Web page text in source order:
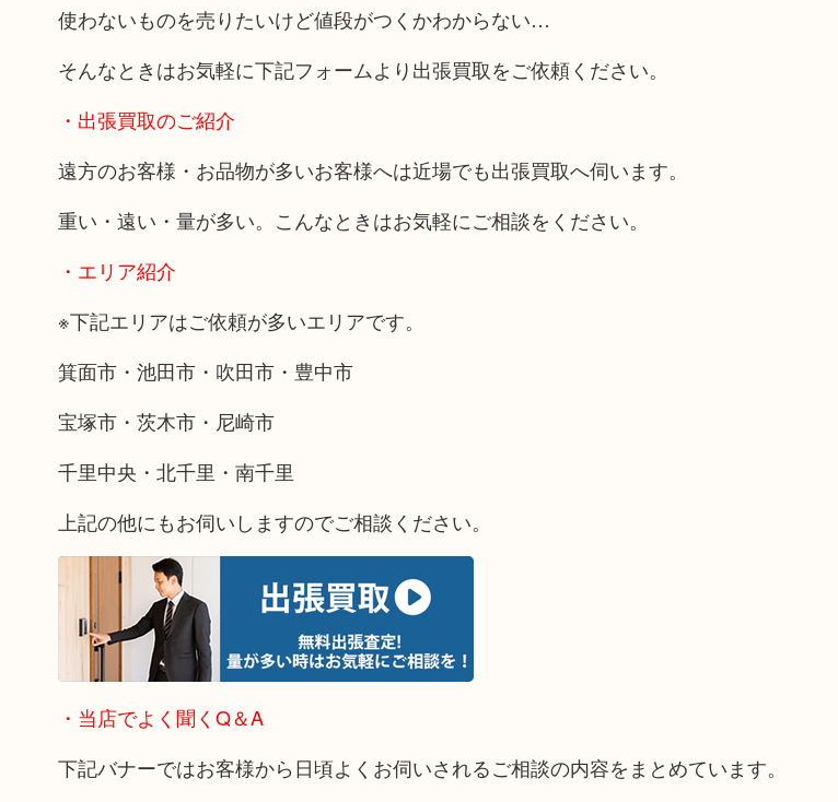
使わないものを売りたいけど値段がつくかわからない…
そんなときはお気軽に下記フォームより出張買取をご依頼ください。
・出張買取のご紹介
遠方のお客様・お品物が多いお客様へは近場でも出張買取へ伺います。
重い・遠い・量が多い。こんなときはお気軽にご相談をください。
・エリア紹介
※下記エリアはご依頼が多いエリアです。
箕面市・池田市・吹田市・豊中市
宝塚市・茨木市・尼崎市
千里中央・北千里・南千里
上記の他にもお伺いしますのでご相談ください。
・当店でよく聞くQ＆A
下記バナーではお客様から日頃よくお伺いされるご相談の内容をまとめています。